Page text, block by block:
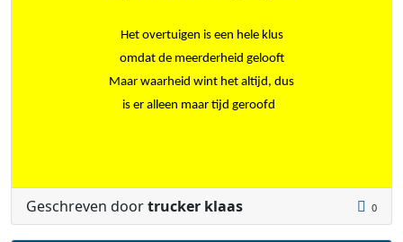
Het overtuigen is een hele klus
omdat de meerderheid gelooft
Maar waarheid wint het altijd, dus
is er alleen maar tijd geroofd
Geschreven doortrucker klaas 0